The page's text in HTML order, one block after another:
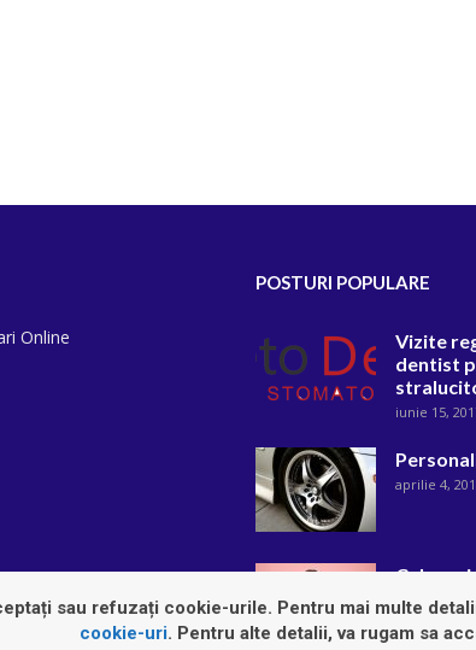
Online
POSTURI POPULARE
Vizite
dentist
iunie 15,
aprilie 4,
Cele
tendinte
noiembrie
sau refuzați cookie-urile. Pentru mai multe
cookie-uri. Pentru alte detalii, va rugam sa